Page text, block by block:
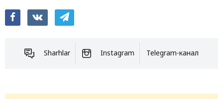
Sharhlar Instagram Telegram-канал